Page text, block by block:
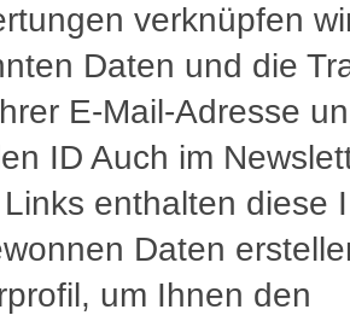
verknüpfen
Daten und die
E-Mail-Adresse
ID Auch im
enthalten diese
Daten
um Ihnen den